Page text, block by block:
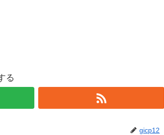
る
gicp12